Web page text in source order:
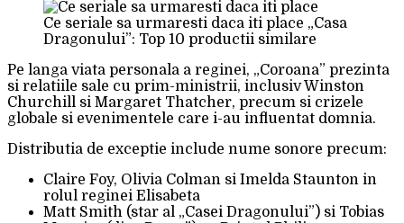
Ce seriale sa urmaresti daca iti place „Casa
Dragonului”: Top 10 productii similare
Pe langa viata personala a reginei, „Coroana” prezinta
si relatiile sale cu prim-ministrii, inclusiv Winston
Churchill si Margaret Thatcher, precum si crizele
globale si evenimentele care i-au influentat domnia.
Distributia de exceptie include nume sonore precum:
Claire Foy, Olivia Colman si Imelda Staunton in
rolul reginei Elisabeta
Matt Smith (star al „Casei Dragonului”) si Tobias